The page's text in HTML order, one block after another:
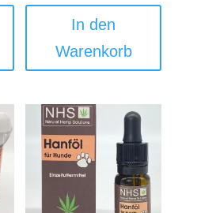
In den
Warenkorb